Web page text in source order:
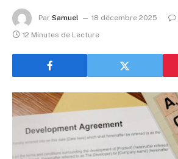
Par Samuel 18 décembre 2025
12 Minutes de Lecture